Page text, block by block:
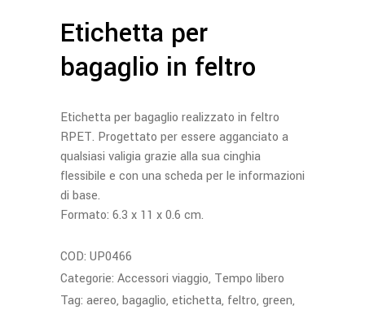
Etichetta per
bagaglio in feltro
Etichetta per bagaglio realizzato in feltro
RPET. Progettato per essere agganciato a
qualsiasi valigia grazie alla sua cinghia
flessibile e con una scheda per le informazioni
di base.
Formato: 6.3 x 11 x 0.6 cm.
COD: UP0466
Categorie: Accessori viaggio, Tempo libero
Tag: aereo, bagaglio, etichetta, feltro, green,